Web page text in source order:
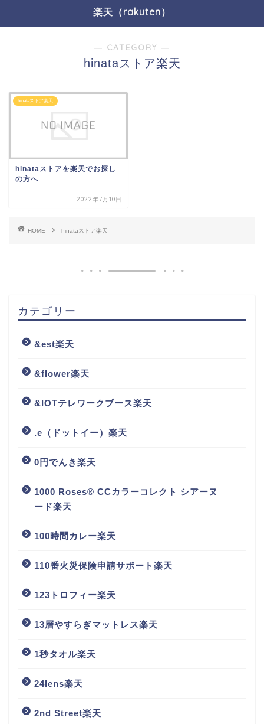
楽天（rakuten）
― CATEGORY ―
hinataストア楽天
hinataストア楽天
hinataストアを楽天でお探し
の方へ
2022年7月10日
HOME hinataストア楽天
カテゴリー
&est楽天
&flower楽天
&IOTテレワークブース楽天
.e（ドットイー）楽天
0円でんき楽天
1000 Roses® CCカラーコレクト シアーヌ
ード楽天
100時間カレー楽天
110番火災保険申請サポート楽天
123トロフィー楽天
13層やすらぎマットレス楽天
1秒タオル楽天
24lens楽天
2nd Street楽天